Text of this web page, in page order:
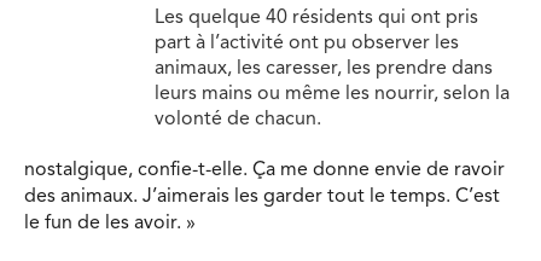
Les quelque 40 résidents qui ont pris
part à l’activité ont pu observer les
animaux, les caresser, les prendre dans
leurs mains ou même les nourrir, selon la
volonté de chacun.
nostalgique, confie-t-elle. Ça me donne envie de ravoir
des animaux. J’aimerais les garder tout le temps. C’est
le fun de les avoir. »